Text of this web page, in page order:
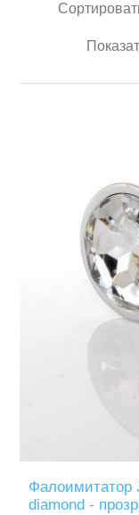
Фалоимитатор
diamond -